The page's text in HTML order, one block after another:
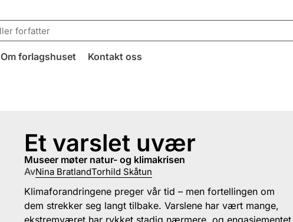
Om forlagshuset Kontakt oss
Et varslet uvær
museer møter natur- og klimakrisen
AvNina BratlandTorhild Skåtun
Klimaforandringene preger vår tid – men fortellingen om
dem strekker seg langt tilbake. Varslene har vært mange,